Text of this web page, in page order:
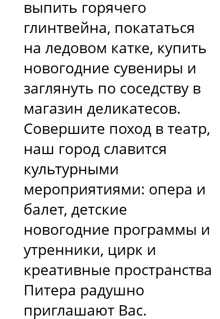
выпить горячего
глинтвейна, покататься
на ледовом катке, купить
новогодние сувениры и
заглянуть по соседству в
магазин деликатесов.
Совершите поход в театр,
наш город славится
культурными
мероприятиями: опера и
балет, детские
новогодние программы и
утренники, цирк и
креативные пространства
Питера радушно
приглашают Вас.